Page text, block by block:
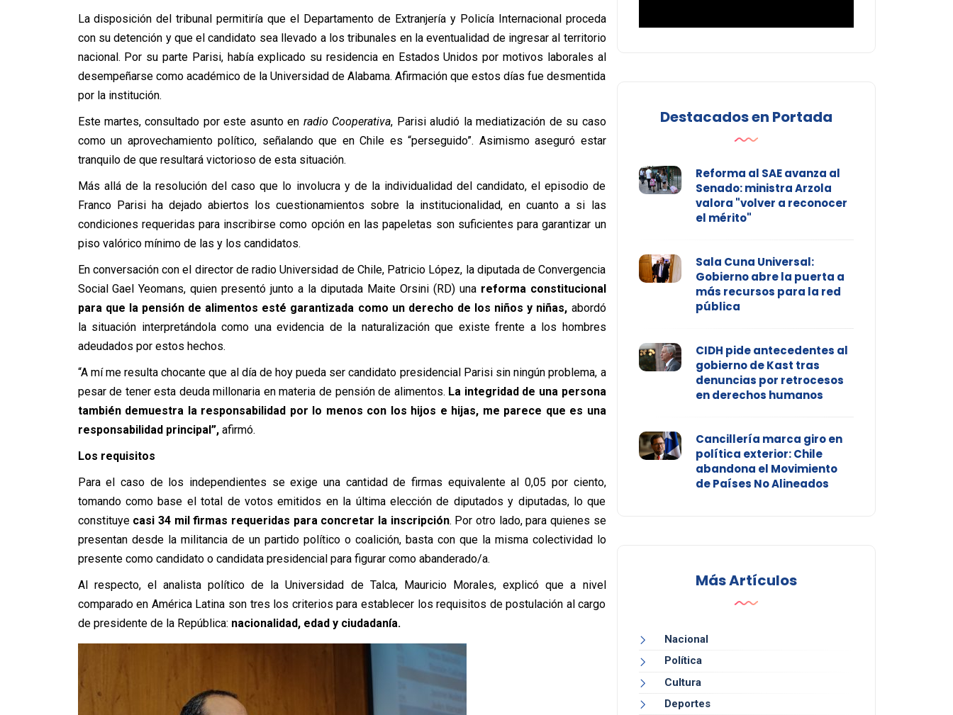
La disposición del tribunal permitiría que el Departamento de Extranjería y Policía Internacional proceda
con su detención y que el candidato sea llevado a los tribunales en la eventualidad de ingresar al territorio
nacional. Por su parte Parisi, había explicado su residencia en Estados Unidos por motivos laborales al
desempeñarse como académico de la Universidad de Alabama. Afirmación que estos días fue desmentida
por la institución.
Este martes, consultado por este asunto en radio Cooperativa, Parisi aludió la mediatización de su caso
como un aprovechamiento político, señalando que en Chile es “perseguido”. Asimismo aseguró estar
tranquilo de que resultará victorioso de esta situación.
Más allá de la resolución del caso que lo involucra y de la individualidad del candidato, el episodio de
Franco Parisi ha dejado abiertos los cuestionamientos sobre la institucionalidad, en cuanto a si las
condiciones requeridas para inscribirse como opción en las papeletas son suficientes para garantizar un
piso valórico mínimo de las y los candidatos.
En conversación con el director de radio Universidad de Chile, Patricio López, la diputada de Convergencia
Social Gael Yeomans, quien presentó junto a la diputada Maite Orsini (RD) una reforma constitucional
para que la pensión de alimentos esté garantizada como un derecho de los niños y niñas, abordó
la situación interpretándola como una evidencia de la naturalización que existe frente a los hombres
adeudados por estos hechos.
“A mí me resulta chocante que al día de hoy pueda ser candidato presidencial Parisi sin ningún problema, a
pesar de tener esta deuda millonaria en materia de pensión de alimentos. La integridad de una persona
también demuestra la responsabilidad por lo menos con los hijos e hijas, me parece que es una
responsabilidad principal”, afirmó.
Los requisitos
Para el caso de los independientes se exige una cantidad de firmas equivalente al 0,05 por ciento,
tomando como base el total de votos emitidos en la última elección de diputados y diputadas, lo que
constituye casi 34 mil firmas requeridas para concretar la inscripción. Por otro lado, para quienes se
presentan desde la militancia de un partido político o coalición, basta con que la misma colectividad lo
presente como candidato o candidata presidencial para figurar como abanderado/a.
Al respecto, el analista político de la Universidad de Talca, Mauricio Morales, explicó que a nivel
comparado en América Latina son tres los criterios para establecer los requisitos de postulación al cargo
de presidente de la República: nacionalidad, edad y ciudadanía.
Destacados en Portada
Reforma al SAE avanza al
Senado: ministra Arzola
valora "volver a reconocer
el mérito"
Sala Cuna Universal:
Gobierno abre la puerta a
más recursos para la red
pública
CIDH pide antecedentes al
gobierno de Kast tras
denuncias por retrocesos
en derechos humanos
Cancillería marca giro en
política exterior: Chile
abandona el Movimiento
de Países No Alineados
Más Artículos
Nacional
Política
Cultura
Deportes